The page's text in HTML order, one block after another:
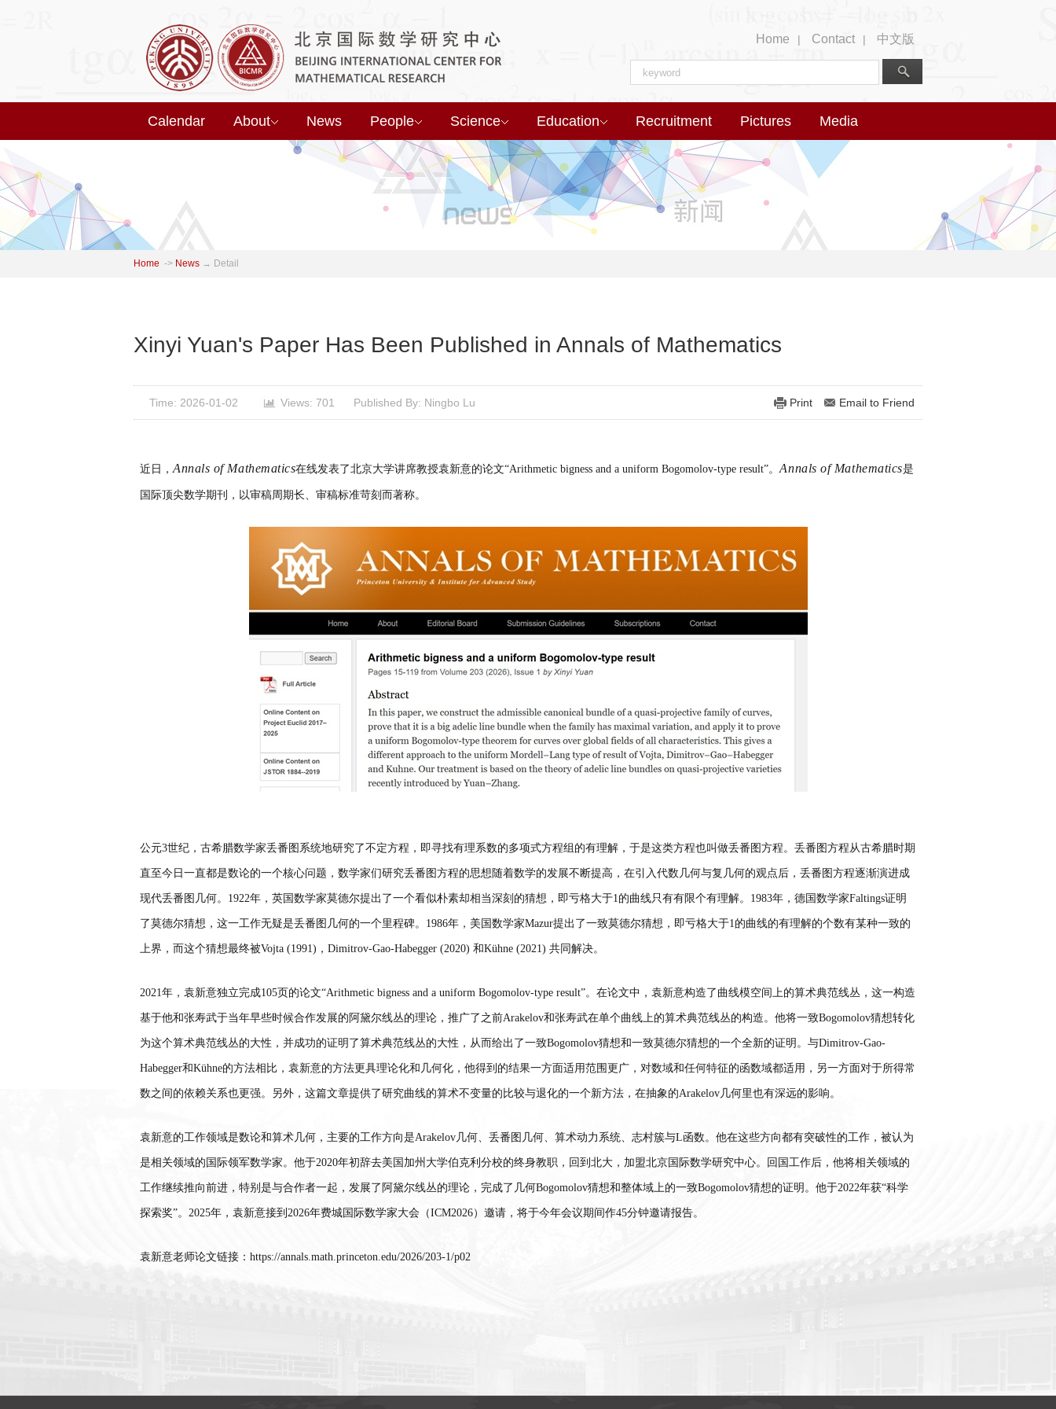
Home | Contact | 中文版
Calendar About News People Science Education Recruitment Pictures Media
Home -> News → Detail
Xinyi Yuan's Paper Has Been Published in Annals of Mathematics
Time: 2026-01-02 Views: 701 Published By: Ningbo Lu Print Email to Friend
近日，Annals of Mathematics在线发表了北京大学讲席教授袁新意的论文“Arithmetic bigness and a uniform Bogomolov-type result”。Annals of Mathematics是
国际顶尖数学期刊，以审稿周期长、审稿标准苛刻而著称。
公元3世纪，古希腊数学家丢番图系统地研究了不定方程，即寻找有理系数的多项式方程组的有理解，于是这类方程也叫做丢番图方程。丢番图方程从古希腊时期
直至今日一直都是数论的一个核心问题，数学家们研究丢番图方程的思想随着数学的发展不断提高，在引入代数几何与复几何的观点后，丢番图方程逐渐演进成
现代丢番图几何。 1922年，英国数学家莫德尔提出了一个看似朴素却相当深刻的猜想，即亏格大于1的曲线只有有限个有理解。 1983年，德国数学家Faltings证明
了莫德尔猜想，这一工作无疑是丢番图几何的一个里程碑。 1986年，美国数学家Mazur提出了一致莫德尔猜想，即亏格大于1的曲线的有理解的个数有某种一致的
上界，而这个猜想最终被Vojta (1991) ， Dimitrov-Gao-Habegger (2020) 和Kühne (2021) 共同解决。
2021年，袁新意独立完成105页的论文“Arithmetic bigness and a uniform Bogomolov-type result”。在论文中，袁新意构造了曲线模空间上的算术典范线丛，这一构造
基于他和张寿武于当年早些时候合作发展的阿黛尔线丛的理论，推广了之前Arakelov和张寿武在单个曲线上的算术典范线丛的构造。他将一致Bogomolov猜想转化
为这个算术典范线丛的大性，并成功的证明了算术典范线丛的大性，从而给出了一致Bogomolov猜想和一致莫德尔猜想的一个全新的证明。与Dimitrov-Gao-
Habegger和Kühne的方法相比，袁新意的方法更具理论化和几何化，他得到的结果一方面适用范围更广，对数域和任何特征的函数域都适用，另一方面对于所得常
数之间的依赖关系也更强。另外，这篇文章提供了研究曲线的算术不变量的比较与退化的一个新方法，在抽象的Arakelov几何里也有深远的影响。
袁新意的工作领域是数论和算术几何，主要的工作方向是Arakelov几何、丢番图几何、算术动力系统、志村簇与L函数。他在这些方向都有突破性的工作，被认为
是相关领域的国际领军数学家。他于2020年初辞去美国加州大学伯克利分校的终身教职，回到北大，加盟北京国际数学研究中心。回国工作后，他将相关领域的
工作继续推向前进，特别是与合作者一起，发展了阿黛尔线丛的理论，完成了几何Bogomolov猜想和整体域上的一致Bogomolov猜想的证明。他于2022年获“科学
探索奖”。 2025年，袁新意接到 2026年费城国际数学家大会（ICM2026）邀请，将于今年会议期间作45分钟邀请报告。
袁新意老师论文链接： https://annals.math.princeton.edu/2026/203-1/p02